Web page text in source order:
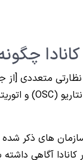
متعددی
سازمان های ذکر
آگاهی